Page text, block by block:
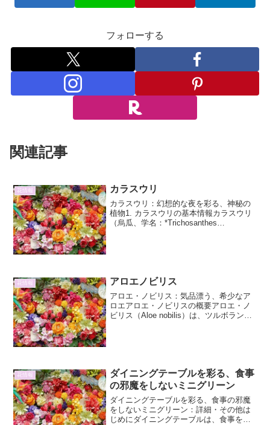
フォローする
関連記事
花情報 カラスウリ
カラスウリ：幻想的な夜を彩る、神秘の
植物1. カラスウリの基本情報カラスウリ
（烏瓜、学名：*Trichosanthes
花情報 アロエノビリス
アロエ・ノビリス：気品漂う、希少なア
ロエアロエ・ノビリスの概要アロエ・ノ
ビリス（Aloe nobilis）は、ツルボラン科
花情報
ダイニングテーブルを彩る、食事
の邪魔をしないミニグリーン
ダイニングテーブルを彩る、食事の邪魔
をしないミニグリーン：詳細・その他は
じめにダイニングテーブルは、食事を楽